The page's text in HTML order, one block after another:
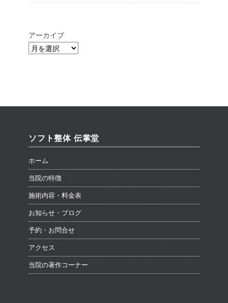
アーカイブ
ソフト整体 伝掌堂
ホーム
当院の特徴
施術内容・料金表
お知らせ・ブログ
予約・お問合せ
アクセス
当院の著作コーナー